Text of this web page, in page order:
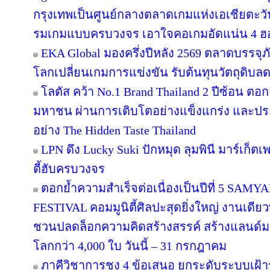
กรุงเทพเป็นศูนย์กลางตลาดเกมแห่งเอเชียต
รมเกมแบบครบวงจร เอาใจคอเกมอัดแน่น 4
EKA Global มองครึ่งปีหลัง 2569 ตลาดบร
โลกเปลี่ยนเกมการแข่งขัน รับต้นทุนวัตถุดิบล
โลตัส คว้า No.1 Brand Thailand 2 ปีซ้อน ต
มหาชน ผ่านการเติบโตอย่างแข็งแกร่ง และ
อย่าง The Hidden Taste Thailand
LPN ดึง Lucky Suki ปักหมุด ลุมพินี มาร์เก็ต
ตี้ฮับครบวงจร
ตอกย้ำความสำเร็จต่อเนื่องเป็นปีที่ 5
FESTIVAL คอมมูนิตี้ศิลปะสุดยิ่งใหญ่ งานเดี
ชวนปลดล็อกความคิดสร้างสรรค์ สร้างแลนด์
โลกกว่า 4,000 ใบ วันนี้ – 31 กรกฎาคม
ภาคีวิชาการชง 4 ข้อเสนอ ยกระดับระบบเฝ้